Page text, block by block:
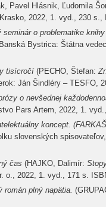
Pavel Hlásnik, Ľudomila
2022, 1. vyd., 230 s.,
seminár o problematike knihy
Bystrica: Štátna
tisícročí(PECHO, Štefan:
Ján Šindléry – TESFO,
o nevšednej
Pars Artem, 2022, 1.
koncept.
slovenských
čas (HAJKO, Dalimír:
o., 2022, 1. vyd., 171 s.
román plný napätia.